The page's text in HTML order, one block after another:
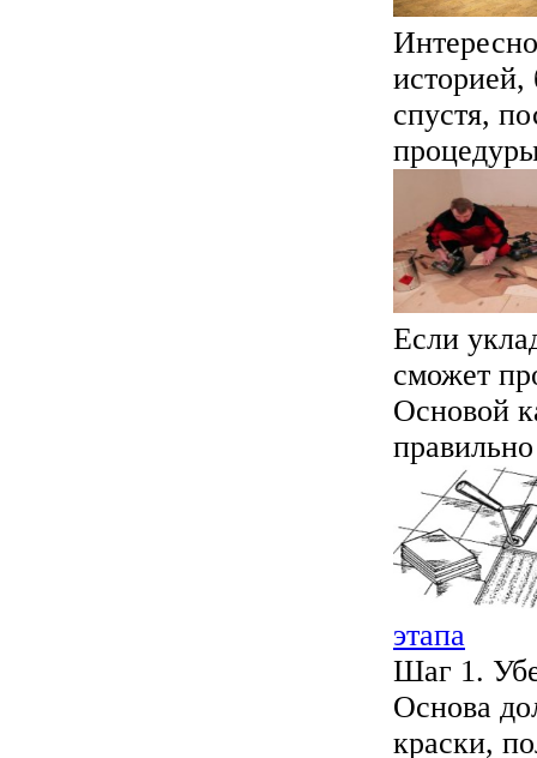
историей,
спустя,
Если
сможет
Основой
этапа
Шаг 1.
Основа
краски,